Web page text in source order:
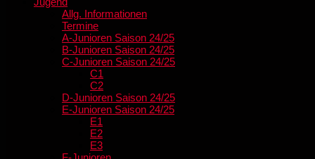
Allg. Informationen
Termine
A-Junioren Saison 24/25
B-Junioren Saison 24/25
C-Junioren Saison 24/25
C1
C2
D-Junioren Saison 24/25
E-Junioren Saison 24/25
E1
E2
E3